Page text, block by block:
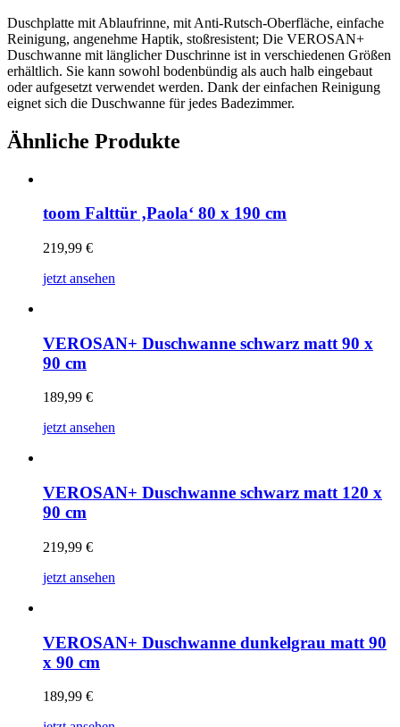
Duschplatte mit Ablaufrinne, mit Anti-Rutsch-Oberfläche, einfache
Reinigung, angenehme Haptik, stoßresistent; Die VEROSAN+
Duschwanne mit länglicher Duschrinne ist in verschiedenen Größen
erhältlich. Sie kann sowohl bodenbündig als auch halb eingebaut
oder aufgesetzt verwendet werden. Dank der einfachen Reinigung
eignet sich die Duschwanne für jedes Badezimmer.
Ähnliche Produkte
toom Falttür ‚Paola‘ 80 x 190 cm
219,99 €
jetzt ansehen
VEROSAN+ Duschwanne schwarz matt 90 x
90 cm
189,99 €
jetzt ansehen
VEROSAN+ Duschwanne schwarz matt 120 x
90 cm
219,99 €
jetzt ansehen
VEROSAN+ Duschwanne dunkelgrau matt 90
x 90 cm
189,99 €